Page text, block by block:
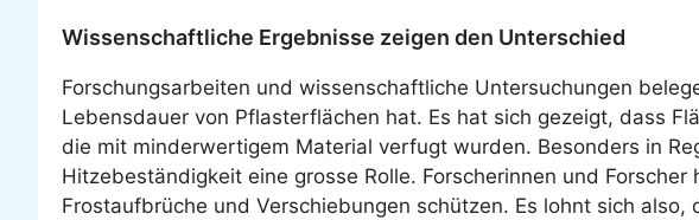
Wissenschaftliche Ergebnisse zeigen den Unterschied
Forschungsarbeiten und wissenschaftliche Untersuchungen
Lebensdauer von Pflasterflächen hat. Es hat sich gezeigt, dass
die mit minderwertigem Material verfugt wurden. Besonders in
Hitzebeständigkeit eine grosse Rolle. Forscherinnen und
Frostaufbrüche und Verschiebungen schützen. Es lohnt sich